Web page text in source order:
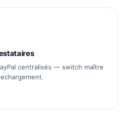
centralisés — switch maître